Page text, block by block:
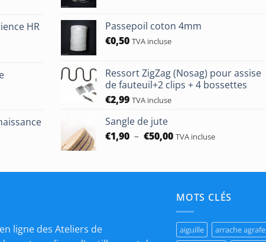
HR
€0,45
à
Passepoil coton 4mm
€0,50 TVA incluse
Ressort ZigZag (Nosag) pour assise
de fauteuil+2 clips + 4 bossettes
€2,99 TVA incluse
Sangle de jute
€1,90 – €50,00Plage
€1,90
€50,00
TVA incluse
ligne des Ateliers de
MOTS CLÉS
aiguille arrache agrafe